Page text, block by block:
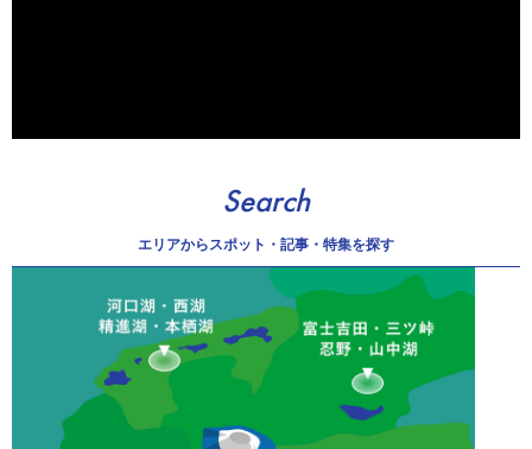
Search
エリアからスポット・記事・特集を探す